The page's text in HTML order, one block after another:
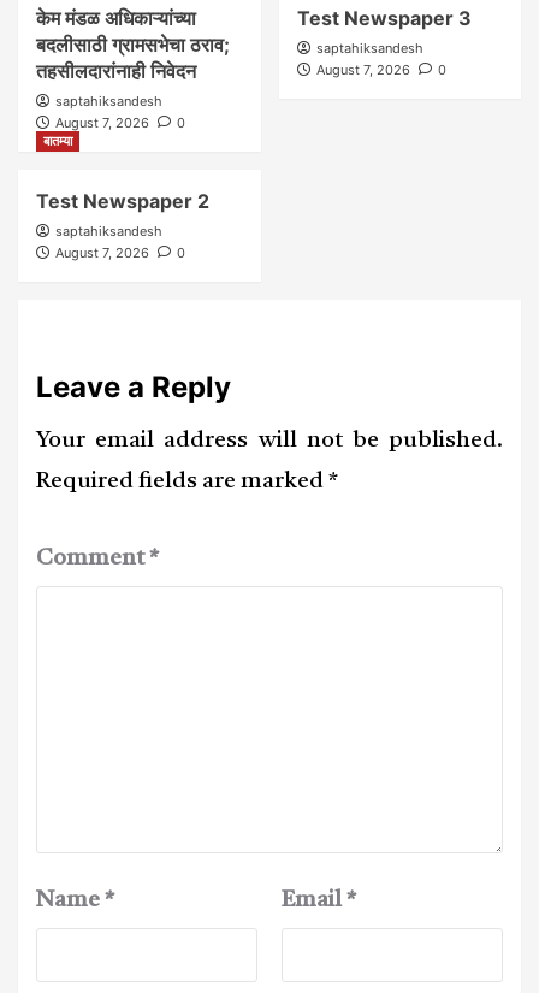
केम मंडळ अधिकाऱ्यांच्या
बदलीसाठी ग्रामसभेचा ठराव;
तहसीलदारांनाही निवेदन
saptahiksandesh
August 7, 2026
0
Test Newspaper 3
saptahiksandesh
August 7, 2026
0
बातम्या
Test Newspaper 2
saptahiksandesh
August 7, 2026
0
Leave a Reply
Your email address will not be published.
Required fields are marked *
Comment*
Name * Email*